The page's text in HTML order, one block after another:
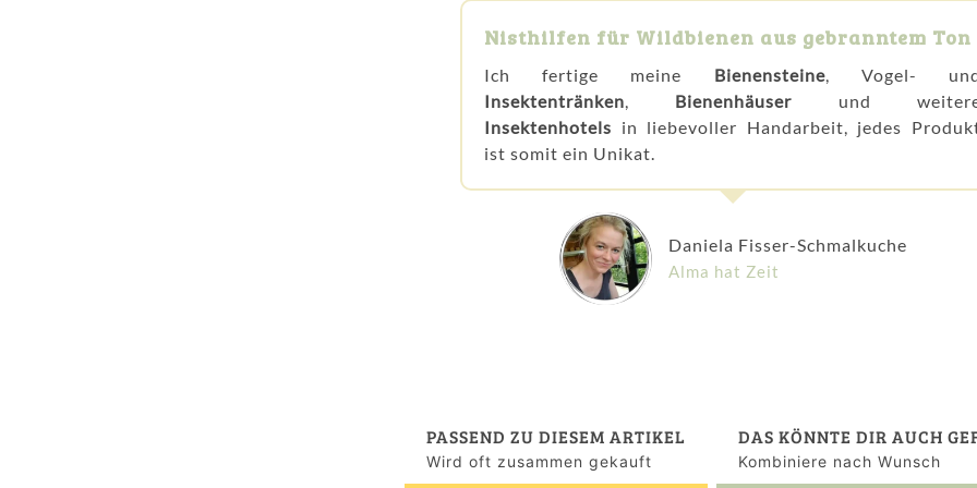
Nisthilfen für Wildbienen aus gebranntem Ton
Ich fertige meine Bienensteine, Vogel-
Insektentränken, Bienenhäuser und
Insektenhotels in liebevoller Handarbeit, jedes
ist somit ein Unikat.
Daniela Fisser-Schmalkuche
Alma hat Zeit
PASSEND ZU DIESEM ARTIKEL
Wird oft zusammen gekauft
DAS KÖNNTE DIR AUCH
Kombiniere nach Wunsch